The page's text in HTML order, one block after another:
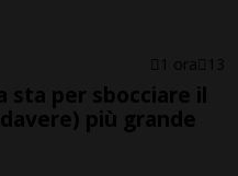
1 ora 13
sta per sbocciare il
più grande